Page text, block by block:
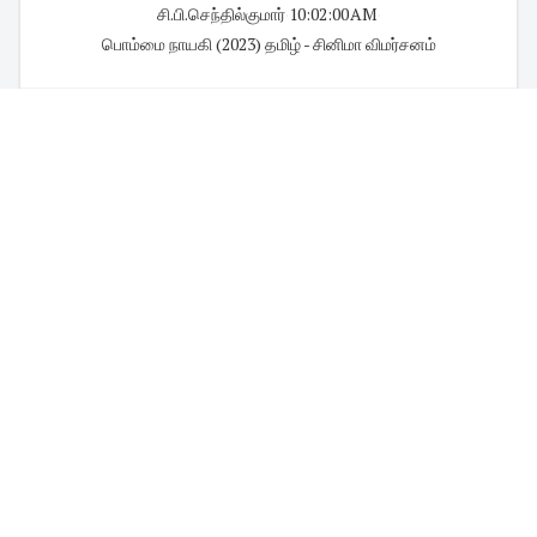
சி.பி.செந்தில்குமார்· 10:02:00 AM
பொம்மை நாயகி (2023) தமிழ் - சினிமா விமர்சனம்